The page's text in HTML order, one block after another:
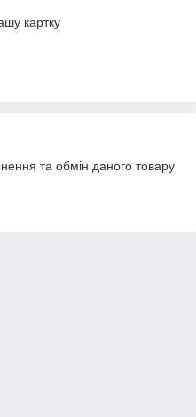
картку
та обмін даного товару